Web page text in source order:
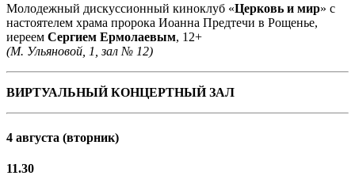
Молодежный дискуссионный киноклуб «Церковь и мир» с
настоятелем храма пророка Иоанна Предтечи в Рощенье,
иереем Сергием Ермолаевым, 12+
(М. Ульяновой, 1, зал № 12)
ВИРТУАЛЬНЫЙ КОНЦЕРТНЫЙ ЗАЛ
4 августа (вторник)
11.30